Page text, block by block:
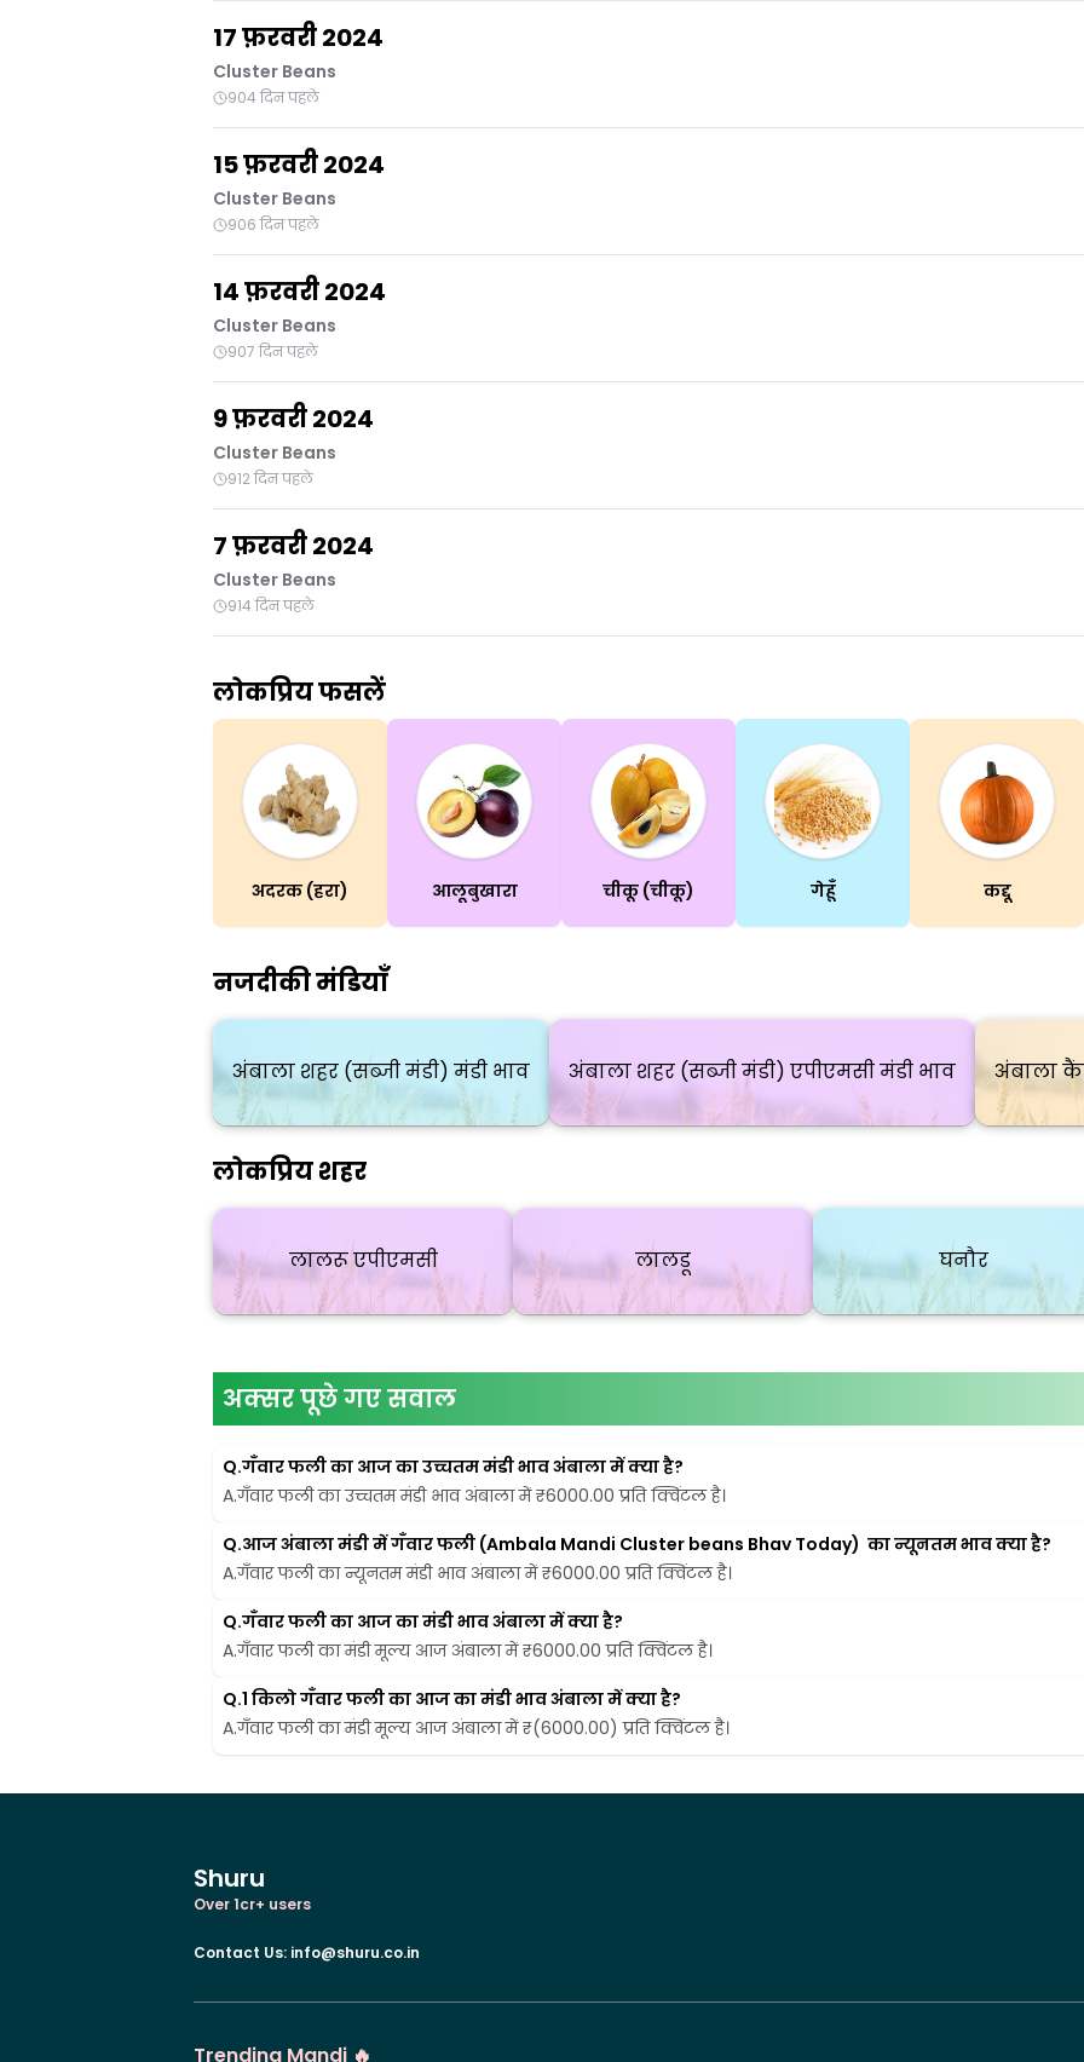
17 फ़रवरी 2024
Cluster Beans
904 दिन पहले
15 फ़रवरी 2024
Cluster Beans
906 दिन पहले
14 फ़रवरी 2024
Cluster Beans
907 दिन पहले
9 फ़रवरी 2024
Cluster Beans
912 दिन पहले
7 फ़रवरी 2024
Cluster Beans
914 दिन पहले
लोकप्रिय फसलें
अदरक (हरा) आलूबुखारा चीकू (चीकू) गेहूँ कद्दू
नजदीकी मंडियाँ
अंबाला शहर (सब्जी मंडी) मंडी भाव अंबाला शहर (सब्जी मंडी) एपीएमसी मंडी भाव अंबाला
लोकप्रिय शहर
लालरू एपीएमसी लालडू घनौर
अक्सर पूछे गए सवाल
Q.गँवार फली का आज का उच्चतम मंडी भाव अंबाला में क्या है?
A.गँवार फली का उच्चतम मंडी भाव अंबाला में ₹6000.00 प्रति क्विंटल है।
Q.आज अंबाला मंडी में गँवार फली (Ambala Mandi Cluster beans Bhav Today)  का न्यूनतम भाव क्या है?
A.गँवार फली का न्यूनतम मंडी भाव अंबाला में ₹6000.00 प्रति क्विंटल है।
Q.गँवार फली का आज का मंडी भाव अंबाला में क्या है?
A.गँवार फली का मंडी मूल्य आज अंबाला में ₹6000.00 प्रति क्विंटल है।
Q.1 किलो गँवार फली का आज का मंडी भाव अंबाला में क्या है?
A.गँवार फली का मंडी मूल्य आज अंबाला में ₹(6000.00) प्रति क्विंटल है।
Shuru
Over 1cr+ users
Contact Us: info@shuru.co.in
Trending Mandi 🔥